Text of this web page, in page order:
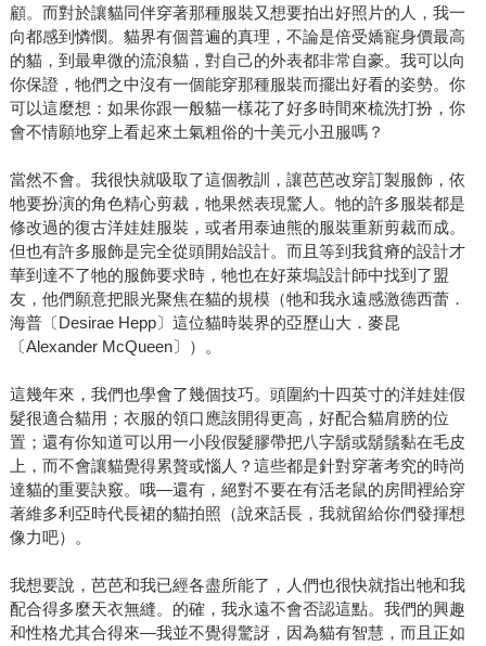
顧。而對於讓貓同伴穿著那種服裝又想要拍出好照片的人，我一
向都感到憐憫。貓界有個普遍的真理，不論是倍受嬌寵身價最高
的貓，到最卑微的流浪貓，對自己的外表都非常自豪。我可以向
你保證，牠們之中沒有一個能穿那種服裝而擺出好看的姿勢。你
可以這麼想：如果你跟一般貓一樣花了好多時間來梳洗打扮，你
會不情願地穿上看起來土氣粗俗的十美元小丑服嗎？
當然不會。我很快就吸取了這個教訓，讓芭芭改穿訂製服飾，依
牠要扮演的角色精心剪裁，牠果然表現驚人。牠的許多服裝都是
修改過的復古洋娃娃服裝，或者用泰迪熊的服裝重新剪裁而成。
但也有許多服飾是完全從頭開始設計。而且等到我貧瘠的設計才
華到達不了牠的服飾要求時，牠也在好萊塢設計師中找到了盟
友，他們願意把眼光聚焦在貓的規模（牠和我永遠感激德西蕾．
海普〔Desirae Hepp〕這位貓時裝界的亞歷山大．麥昆
〔Alexander McQueen〕）。
這幾年來，我們也學會了幾個技巧。頭圍約十四英寸的洋娃娃假
髮很適合貓用；衣服的領口應該開得更高，好配合貓肩膀的位
置；還有你知道可以用一小段假髮膠帶把八字鬍或鬍鬚黏在毛皮
上，而不會讓貓覺得累贅或惱人？這些都是針對穿著考究的時尚
達貓的重要訣竅。哦—還有，絕對不要在有活老鼠的房間裡給穿
著維多利亞時代長裙的貓拍照（說來話長，我就留給你們發揮想
像力吧）。
我想要說，芭芭和我已經各盡所能了，人們也很快就指出牠和我
配合得多麼天衣無縫。的確，我永遠不會否認這點。我們的興趣
和性格尤其合得來—我並不覺得驚訝，因為貓有智慧，而且正如